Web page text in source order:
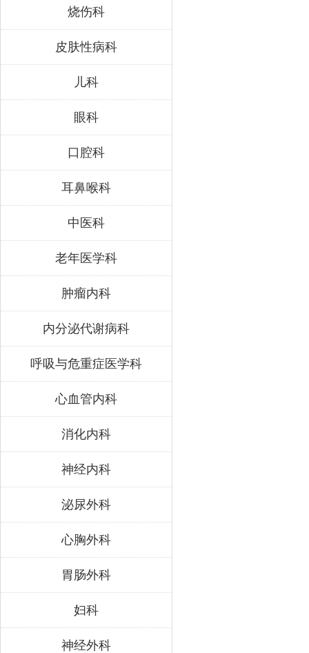
烧伤科
皮肤性病科
儿科
眼科
口腔科
耳鼻喉科
中医科
老年医学科
肿瘤内科
内分泌代谢病科
呼吸与危重症医学科
心血管内科
消化内科
神经内科
泌尿外科
心胸外科
胃肠外科
妇科
神经外科